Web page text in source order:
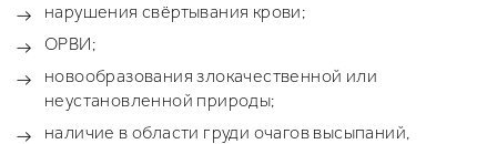
нарушения свёртывания крови;
ОРВИ;
новообразования злокачественной или
неустановленной природы;
наличие в области груди очагов высыпаний,